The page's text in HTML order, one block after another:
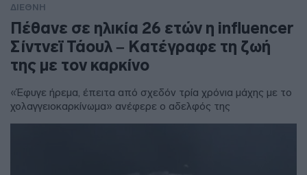
ΔΙΕΘΝΗ
Πέθανε σε ηλικία 26 ετών η influencer
Σίντνεϊ Τάουλ – Kατέγραφε τη ζωή
της με τον καρκίνο
«Έφυγε ήρεμα, έπειτα από σχεδόν τρία χρόνια μάχης με το
χολαγγειοκαρκίνωμα» ανέφερε ο αδελφός της